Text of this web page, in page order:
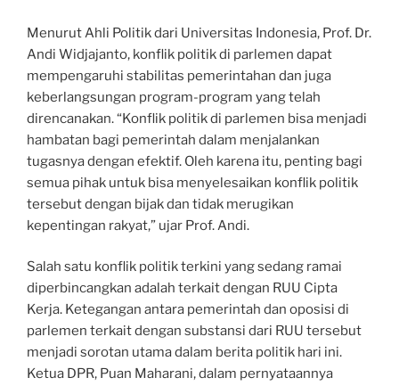
Menurut Ahli Politik dari Universitas Indonesia, Prof. Dr.
Andi Widjajanto, konflik politik di parlemen dapat
mempengaruhi stabilitas pemerintahan dan juga
keberlangsungan program-program yang telah
direncanakan. “Konflik politik di parlemen bisa menjadi
hambatan bagi pemerintah dalam menjalankan
tugasnya dengan efektif. Oleh karena itu, penting bagi
semua pihak untuk bisa menyelesaikan konflik politik
tersebut dengan bijak dan tidak merugikan
kepentingan rakyat,” ujar Prof. Andi.
Salah satu konflik politik terkini yang sedang ramai
diperbincangkan adalah terkait dengan RUU Cipta
Kerja. Ketegangan antara pemerintah dan oposisi di
parlemen terkait dengan substansi dari RUU tersebut
menjadi sorotan utama dalam berita politik hari ini.
Ketua DPR, Puan Maharani, dalam pernyataannya